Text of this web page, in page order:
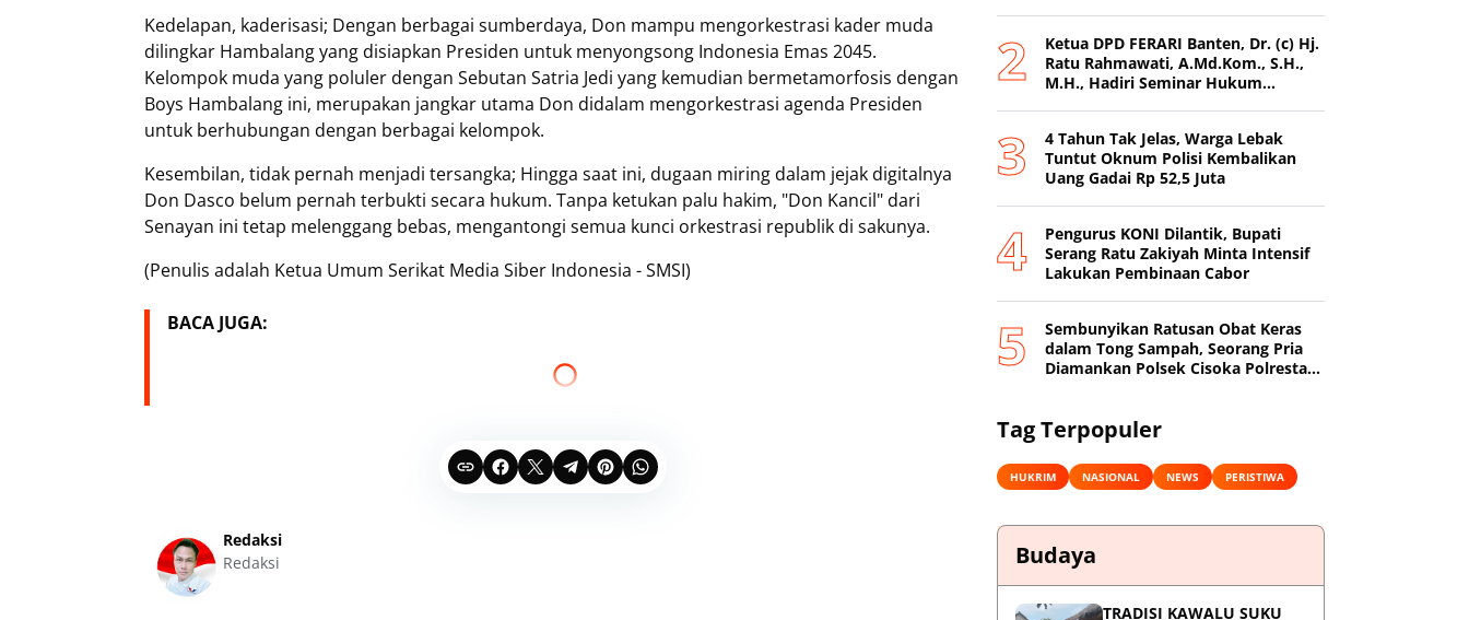
Kedelapan, kaderisasi; Dengan berbagai sumberdaya, Don mampu mengorkestrasi kader muda
dilingkar Hambalang yang disiapkan Presiden untuk menyongsong Indonesia Emas 2045.
Kelompok muda yang poluler dengan Sebutan Satria Jedi yang kemudian bermetamorfosis dengan
Boys Hambalang ini, merupakan jangkar utama Don didalam mengorkestrasi agenda Presiden
untuk berhubungan dengan berbagai kelompok.
Kesembilan, tidak pernah menjadi tersangka; Hingga saat ini, dugaan miring dalam jejak digitalnya
Don Dasco belum pernah terbukti secara hukum. Tanpa ketukan palu hakim, "Don Kancil" dari
Senayan ini tetap melenggang bebas, mengantongi semua kunci orkestrasi republik di sakunya.
(Penulis adalah Ketua Umum Serikat Media Siber Indonesia - SMSI)
BACA JUGA:
Redaksi
Redaksi
Ketua DPD FERARI Banten, Dr. (c) Hj.
Ratu Rahmawati, A.Md.Kom., S.H.,
M.H., Hadiri Seminar Hukum
4 Tahun Tak Jelas, Warga Lebak
Tuntut Oknum Polisi Kembalikan
Uang Gadai Rp 52,5 Juta
Pengurus KONI Dilantik, Bupati
Serang Ratu Zakiyah Minta Intensif
Lakukan Pembinaan Cabor
Sembunyikan Ratusan Obat Keras
dalam Tong Sampah, Seorang Pria
Diamankan Polsek Cisoka Polresta
Tag Terpopuler
HUKRIM NASIONAL NEWS PERISTIWA
Budaya
TRADISI KAWALU SUKU